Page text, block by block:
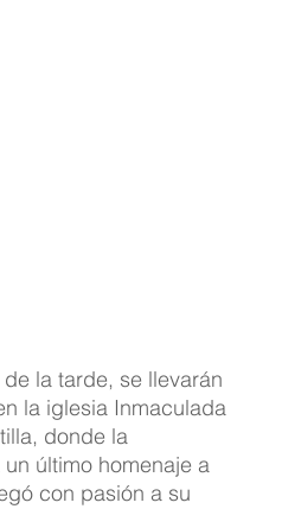
la tarde, se llevarán
la iglesia Inmaculada
donde la
último homenaje a
con pasión a su